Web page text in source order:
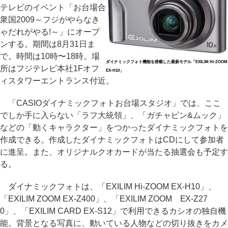
ダイナミックフォト機能を搭載した最新モデル「EXILIM Hi-ZOOM
EX-H10」
テレビのイベント「お台場合
衆国2009～フジがやらなき
ゃだれがやる!～」にオープ
ンする。期間は8月31日ま
で。時間は10時〜18時。場
所はフジテレビ本社1Fオフ
ィスタワーエントランス付近。
「CASIOダイナミックフォトお台場スタジオ」では、ここ
でしか手に入らない「ラフ大統領」、「ガチャピン&ムック」
などの「動くキャラクター」をつかったダイナミックフォトを
作成できる。作成したダイナミックフォトはCDにして参加者
に進呈。また、オリジナルクオカードが当たる抽選会も予定す
る。
ダイナミックフォトは、「EXILIM Hi-ZOOM EX-H10」、
「EXILIM ZOOM EX-Z400」、「EXILIM ZOOM EX-Z27
0」、「EXILIM CARD EX-S12」で利用できるカシオの独自機
能。背景となる写真に、動いている人物などの切り抜きをカメ